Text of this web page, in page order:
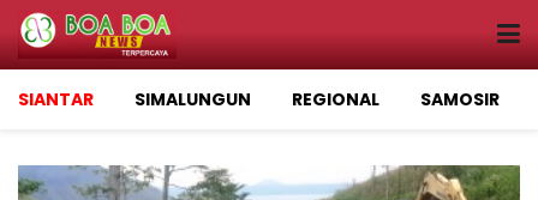
SIANTAR SIMALUNGUN REGIONAL SAMOSIR